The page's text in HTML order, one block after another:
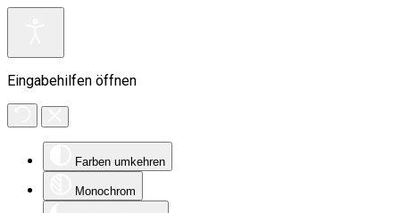
Eingabehilfen öffnen
Farben umkehren
Monochrom